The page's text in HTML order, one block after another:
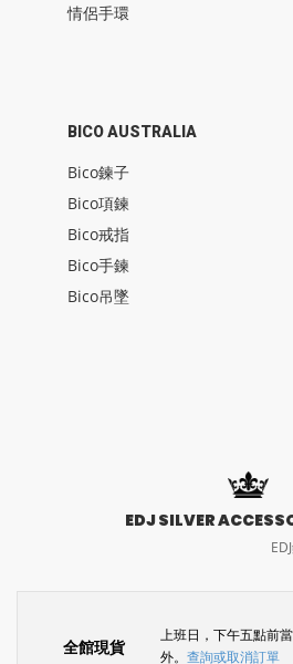
情侶手環
BICO AUSTRALIA
Bico鍊子
Bico項鍊
Bico戒指
Bico手鍊
Bico吊墜
EDJ SILVER
全館現貨
上班日，下午五點前
外。 查詢或取消訂單